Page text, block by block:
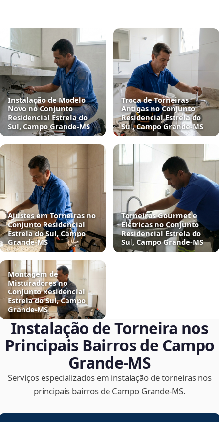
Instalação de Modelo
Novo no Conjunto
Residencial Estrela do
Sul, Campo Grande‑MS
Troca de Torneiras
Antigas no Conjunto
Residencial Estrela do
Sul, Campo Grande‑MS
Ajustes em Torneiras no
Conjunto Residencial
Estrela do Sul, Campo
Grande‑MS
Torneiras Gourmet e
Elétricas no Conjunto
Residencial Estrela do
Sul, Campo Grande‑MS
Montagem de
Misturadores no
Conjunto Residencial
Estrela do Sul, Campo
Grande‑MS
Instalação de Torneira nos
Principais Bairros de Campo
Grande‑MS
Serviços especializados em instalação de torneiras nos
principais bairros de Campo Grande‑MS.